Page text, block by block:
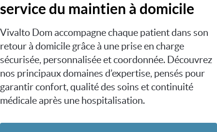
service du maintien à domicile
Vivalto Dom accompagne chaque patient dans son
retour à domicile grâce à une prise en charge
sécurisée, personnalisée et coordonnée. Découvrez
nos principaux domaines d’expertise, pensés pour
garantir confort, qualité des soins et continuité
médicale après une hospitalisation.